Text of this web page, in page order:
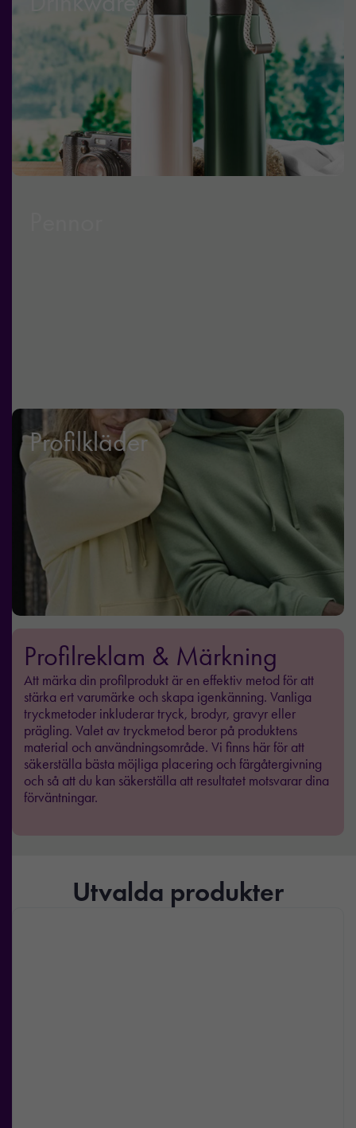
Profilkläder
Profilreklam & Märkning
Att märka din profilprodukt är en effektiv metod för att
stärka ert varumärke och skapa igenkänning. Vanliga
tryckmetoder inkluderar tryck, brodyr, gravyr eller
prägling. Valet av tryckmetod beror på produktens
material och användningsområde. Vi finns här för att
säkerställa bästa möjliga placering och färgåtergivning
och så att du kan säkerställa att resultatet motsvarar dina
förväntningar.
Utvalda produkter